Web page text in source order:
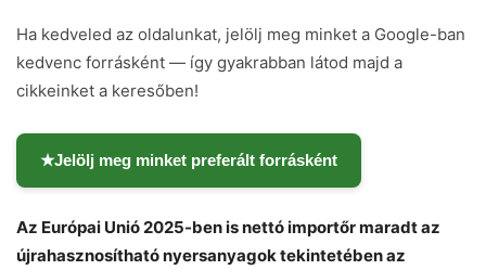
Ha kedveled az oldalunkat, jelölj meg minket a Google-ban
kedvenc forrásként — így gyakrabban látod majd a
cikkeinket a keresőben!
★Jelölj meg minket preferált forrásként
Az Európai Unió 2025-ben is nettó importőr maradt az
újrahasznosítható nyersanyagok tekintetében az